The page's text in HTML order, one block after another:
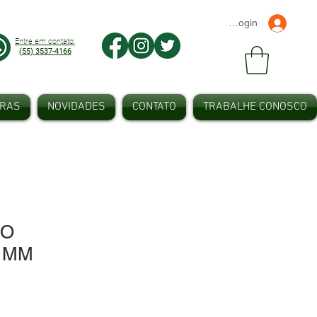
Entre em contato:
(55) 3537-4166
Faça seu Login
NOVIDADES CONTATO TRABALHE CONOSCO